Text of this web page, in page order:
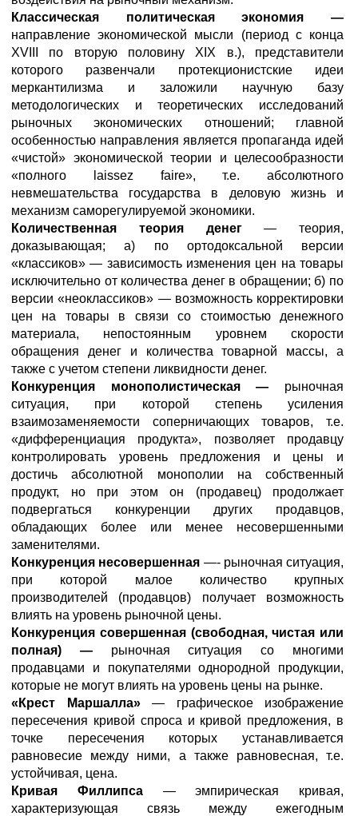
Классическая политическая экономия —
направление экономической мысли (период с конца
XVIII по вторую половину XIX в.), представители
которого развенчали протекционистские идеи
меркантилизма и заложили научную базу
методологических и теоретических исследований
рыночных экономических отношений; главной
особенностью направления является пропаганда идей
«чистой» экономической теории и целесообразности
«полного laissez faire», т.е. абсолютного
невмешательства государства в деловую жизнь и
механизм саморегулируемой экономики.
Количественная теория денег— теория,
доказывающая; а) по ортодоксальной версии
«классиков» — зависимость изменения цен на товары
исключительно от количества денег в обращении; б) по
версии «неоклассиков» — возможность корректировки
цен на товары в связи со стоимостью денежного
материала, непостоянным уровнем скорости
обращения денег и количества товарной массы, а
также с учетом степени ликвидности денег.
Конкуренция монополистическая — рыночная
ситуация, при которой степень усиления
взаимозаменяемости соперничающих товаров, т.е.
«дифференциация продукта», позволяет продавцу
контролировать уровень предложения и цены и
достичь абсолютной монополии на собственный
продукт, но при этом он (продавец) продолжает
подвергаться конкуренции других продавцов,
обладающих более или менее несовершенными
заменителями.
Конкуренция несовершенная —- рыночная ситуация,
при которой малое количество крупных
производителей (продавцов) получает возможность
влиять на уровень рыночной цены.
Конкуренция совершенная (свободная, чистая или
полная) — рыночная ситуация со многими
продавцами и покупателями однородной продукции,
которые не могут влиять на уровень цены на рынке.
«Крест Маршалла» — графическое изображение
пересечения кривой спроса и кривой предложения, в
точке пересечения которых устанавливается
равновесие между ними, а также равновесная, т.е.
устойчивая, цена.
Кривая Филлипса — эмпирическая кривая,
характеризующая связь между ежегодным